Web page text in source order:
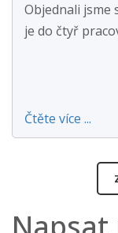
Objednali jsme
je do čtyř
Čtěte více ...